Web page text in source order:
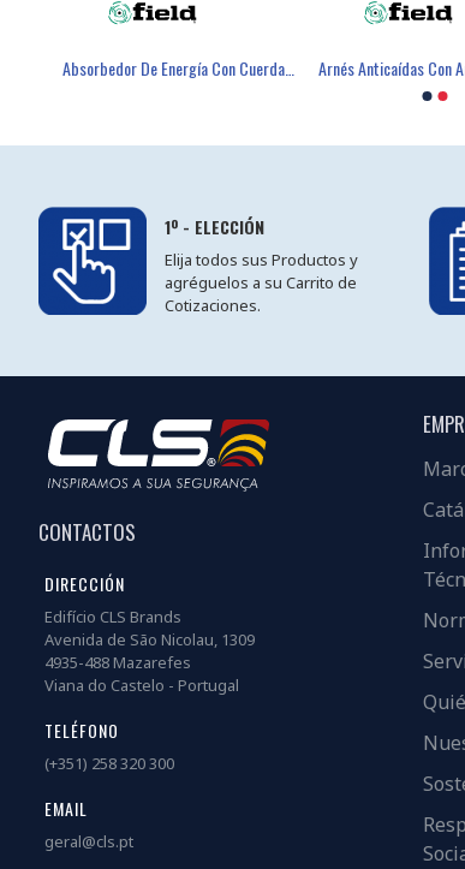
Absorbedor De Energía Con Cuerda En Y De 1,2 Metros. - FIELDMascarilla Desechable FFP2 Con Válvula - FIELD
1º - ELECCIÓN
Elija todos sus Productos y
agréguelos a su Carrito de
Cotizaciones.
CONTACTOS
DIRECCIÓN
Edifício CLS Brands
Avenida de São Nicolau, 1309
4935-488 Mazarefes
Viana do Castelo - Portugal
TELÉFONO
(+351) 258 320 300
EMAIL
geral@cls.pt